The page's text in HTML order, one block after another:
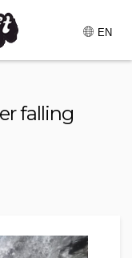
EN
falling